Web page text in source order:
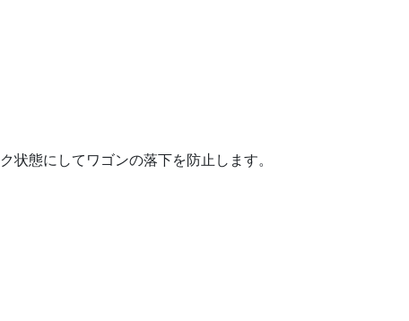
態にしてワゴンの落下を防止します。